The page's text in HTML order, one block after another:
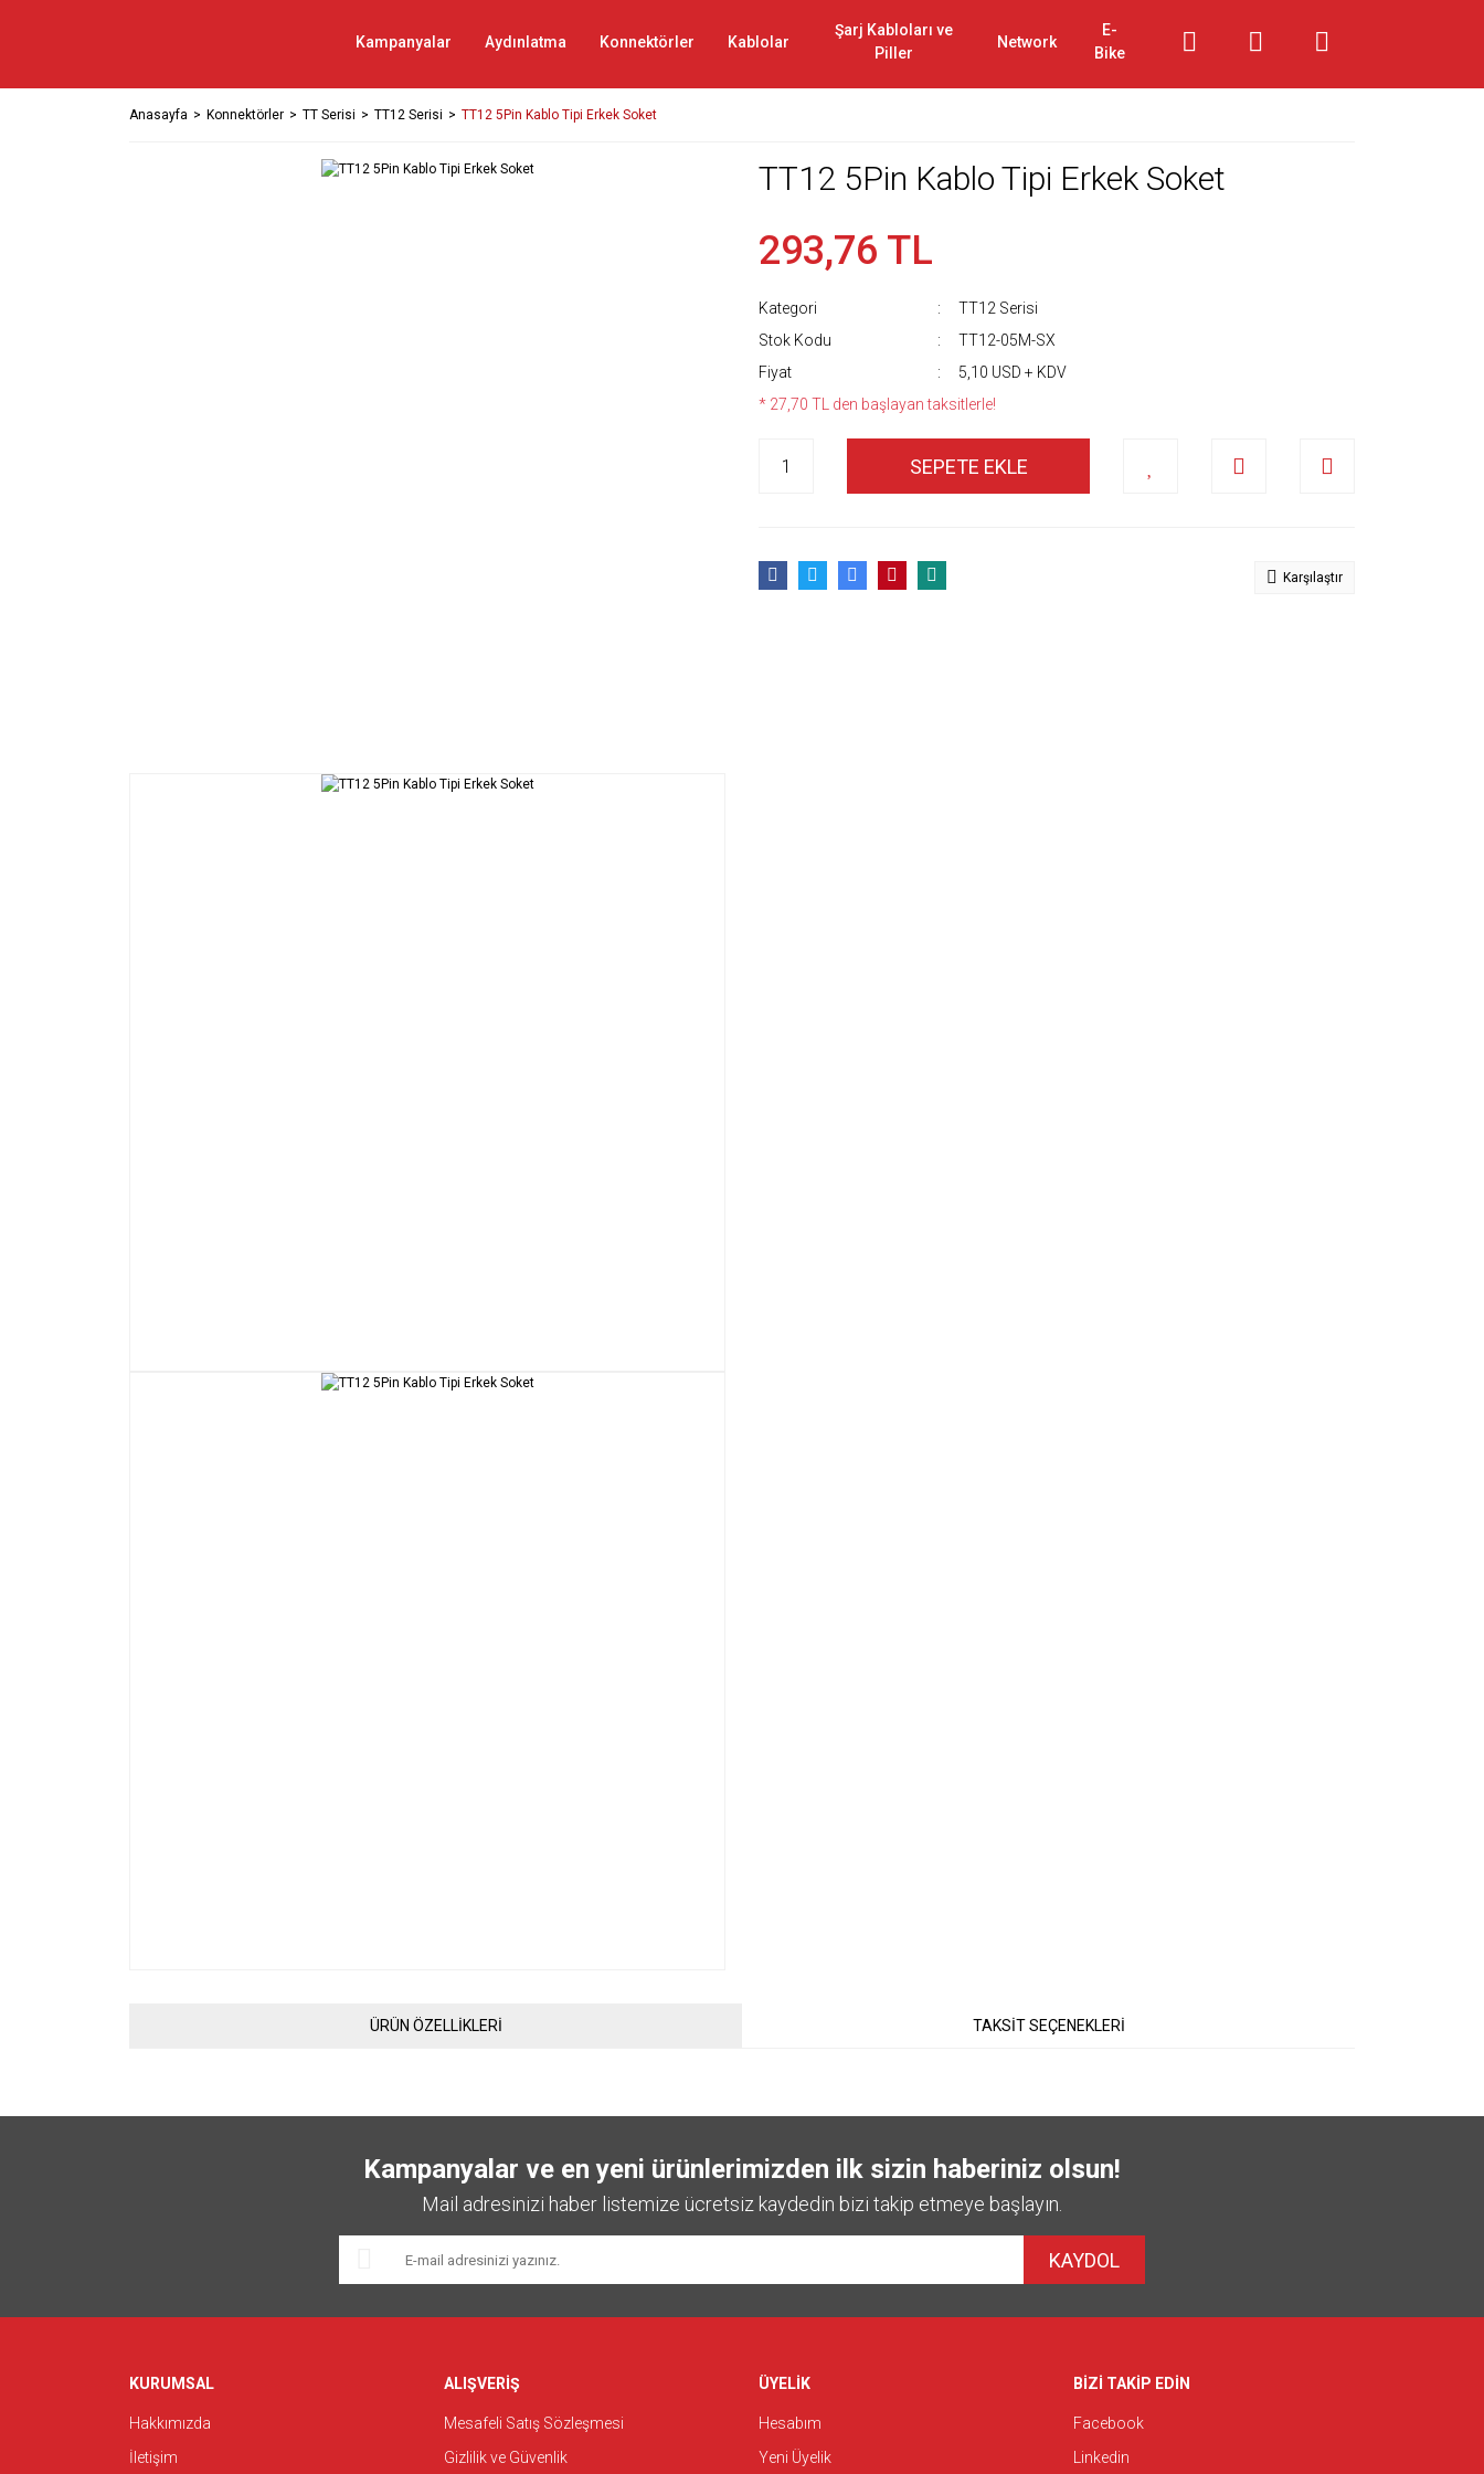
Kampanyalar Aydınlatma Konnektörler Kablolar
Şarj Kabloları ve
Piller
Network
E-
Bike
Anasayfa Konnektörler TT Serisi TT12 Serisi TT12 5Pin Kablo Tipi Erkek Soket
TT12 5Pin Kablo Tipi Erkek Soket
293,76 TL
Kategori
TT12 Serisi
Stok Kodu
TT12-05M-SX
Fiyat
5,10 USD + KDV
* 27,70 TL den başlayan taksitlerle!
SEPETE EKLE
Karşılaştır
ÜRÜN ÖZELLİKLERİ TAKSİT SEÇENEKLERİ
Kampanyalar ve en yeni ürünlerimizden ilk sizin haberiniz olsun!
Mail adresinizi haber listemize ücretsiz kaydedin bizi takip etmeye başlayın.
KAYDOL
KURUMSAL
Hakkımızda
İletişim
ALIŞVERİŞ
Mesafeli Satış Sözleşmesi
Gizlilik ve Güvenlik
ÜYELİK
Hesabım
Yeni Üyelik
BİZİ TAKİP EDİN
Facebook
Linkedin